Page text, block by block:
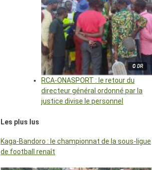
© DR
RCA-ONASPORT : le retour du
directeur général ordonné par la
justice divise le personnel
Les plus lus
Kaga-Bandoro : le championnat de la sous-ligue
de football renaît